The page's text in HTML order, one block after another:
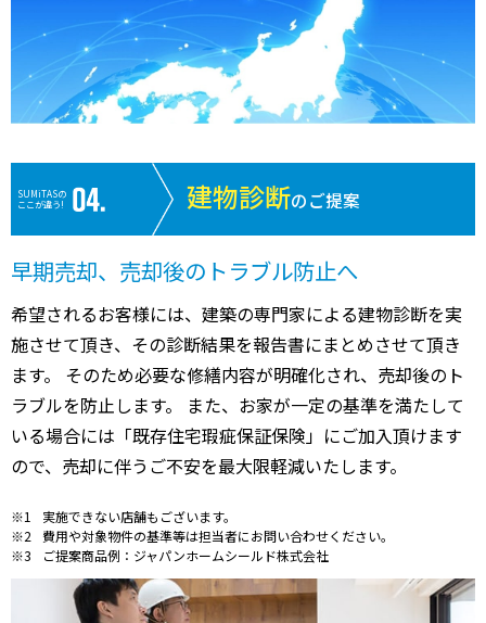
SUMiTASの
ここが違う!
建物診断のご提案
早期売却、売却後のトラブル防止へ
希望されるお客様には、建築の専門家による建物診断を実
施させて頂き、その診断結果を報告書にまとめさせて頂き
ます。 そのため必要な修繕内容が明確化され、売却後のト
ラブルを防止します。 また、お家が一定の基準を満たして
いる場合には「既存住宅瑕疵保証保険」にご加入頂けます
ので、売却に伴うご不安を最大限軽減いたします。
実施できない店舗もございます。
費用や対象物件の基準等は担当者にお問い合わせください。
ご提案商品例：ジャパンホームシールド株式会社